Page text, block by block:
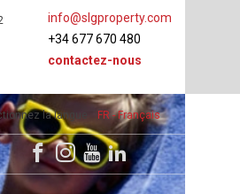
la langue FR - Français
info@slgproperty.com
+34 677 670 480
contactez-nous